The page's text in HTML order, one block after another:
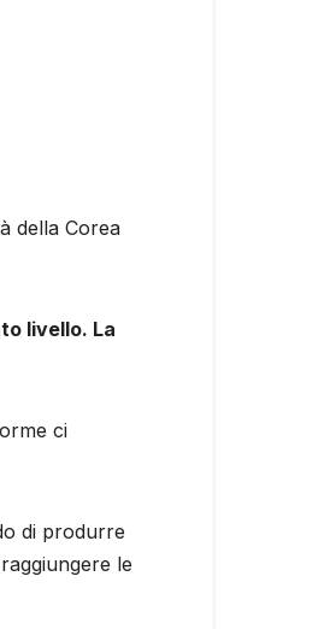
della Corea
livello. La
ci
di produrre
le